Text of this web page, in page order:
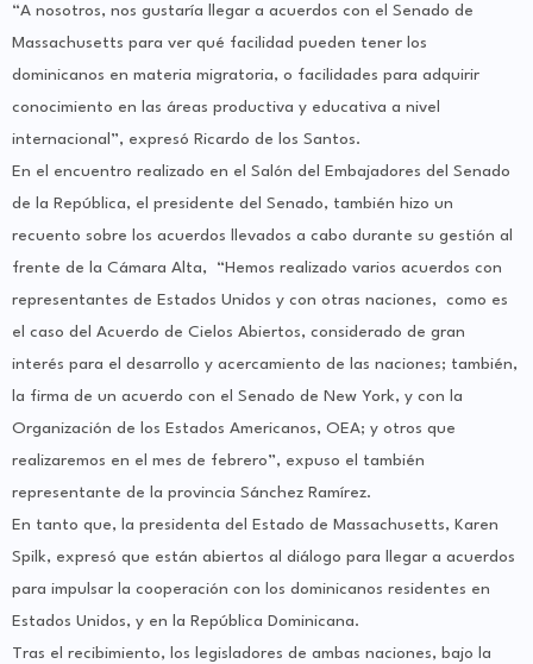
“A nosotros, nos gustaría llegar a acuerdos con el Senado de
Massachusetts para ver qué facilidad pueden tener los
dominicanos en materia migratoria, o facilidades para adquirir
conocimiento en las áreas productiva y educativa a nivel
internacional”, expresó Ricardo de los Santos.
En el encuentro realizado en el Salón del Embajadores del Senado
de la República, el presidente del Senado, también hizo un
recuento sobre los acuerdos llevados a cabo durante su gestión al
frente de la Cámara Alta, “Hemos realizado varios acuerdos con
representantes de Estados Unidos y con otras naciones, como es
el caso del Acuerdo de Cielos Abiertos, considerado de gran
interés para el desarrollo y acercamiento de las naciones; también,
la firma de un acuerdo con el Senado de New York, y con la
Organización de los Estados Americanos, OEA; y otros que
realizaremos en el mes de febrero”, expuso el también
representante de la provincia Sánchez Ramírez.
En tanto que, la presidenta del Estado de Massachusetts, Karen
Spilk, expresó que están abiertos al diálogo para llegar a acuerdos
para impulsar la cooperación con los dominicanos residentes en
Estados Unidos, y en la República Dominicana.
Tras el recibimiento, los legisladores de ambas naciones, bajo la